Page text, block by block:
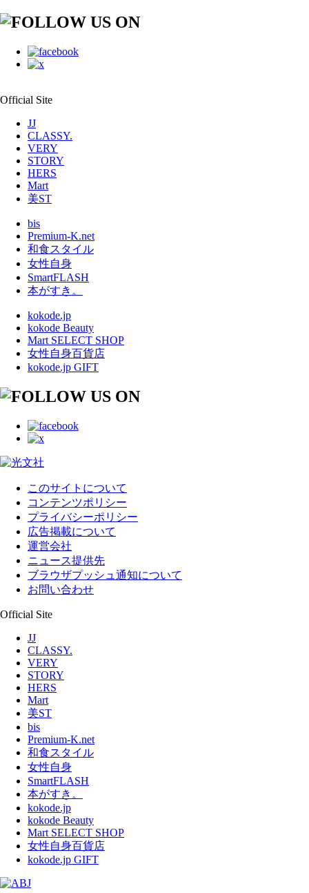
Official Site
JJ
CLASSY.
VERY
STORY
HERS
Mart
美ST
bis
Premium-K.net
和食スタイル
女性自身
SmartFLASH
本がすき。
kokode.jp
kokode Beauty
Mart SELECT SHOP
女性自身百貨店
kokode.jp GIFT
このサイトについて
コンテンツポリシー
プライバシーポリシー
広告掲載について
運営会社
ニュース提供先
ブラウザプッシュ通知について
お問い合わせ
Official Site
JJ
CLASSY.
VERY
STORY
HERS
Mart
美ST
bis
Premium-K.net
和食スタイル
女性自身
SmartFLASH
本がすき。
kokode.jp
kokode Beauty
Mart SELECT SHOP
女性自身百貨店
kokode.jp GIFT